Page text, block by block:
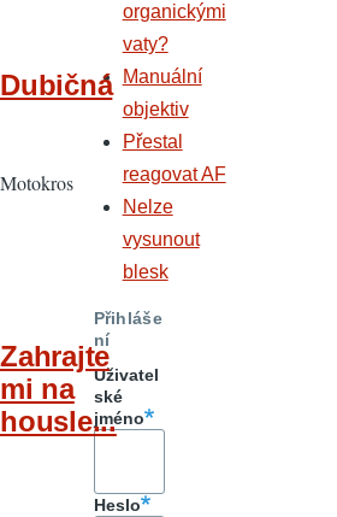
Dubičná
Motokros
Zahrajte
mi na
housle...
organickými
vaty?
Manuální
objektiv
Přestal
reagovat AF
Nelze
vysunout
blesk
Přihláše
ní
Uživatel
ské
jméno
Heslo